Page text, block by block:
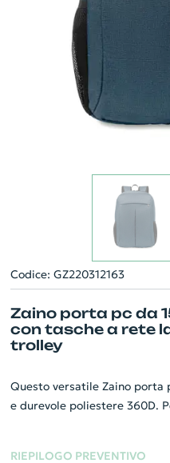
Codice: GZ220312163
Zaino porta pc da
con tasche a rete
trolley
Questo versatile Zaino porta
e durevole poliestere 360D.
RIEPILOGO PREVENTIVO